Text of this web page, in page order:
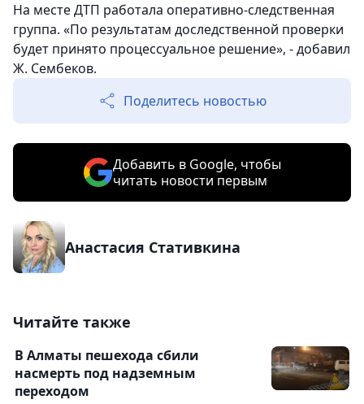
На месте ДТП работала оперативно-следственная
группа. «По результатам доследственной проверки
будет принято процессуальное решение», - добавил
Ж. Сембеков.
Поделитесь новостью
Добавить в Google, чтобы
читать новости первым
Анастасия Стативкина
Читайте также
В Алматы пешехода сбили
насмерть под надземным
переходом